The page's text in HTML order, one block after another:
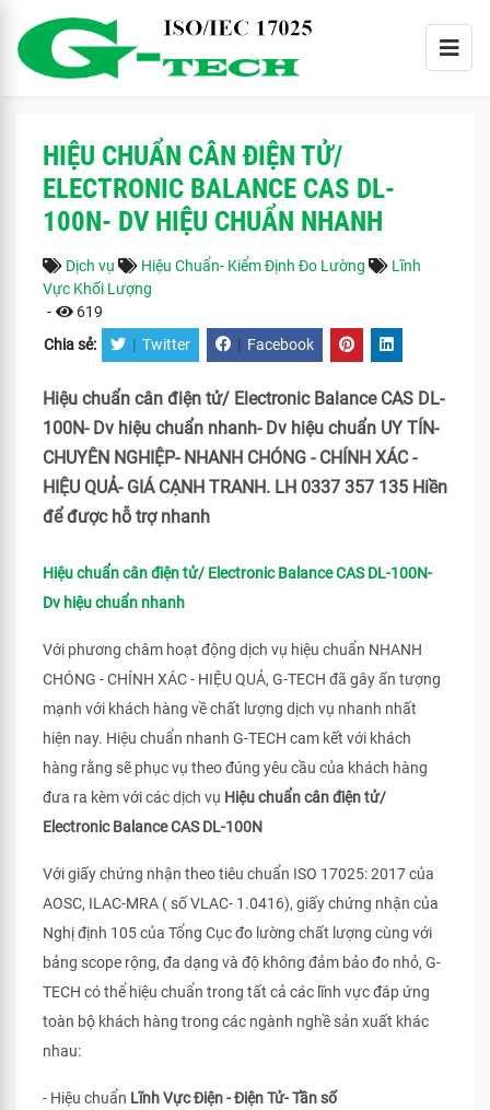
HIỆU CHUẨN CÂN ĐIỆN TỬ/
ELECTRONIC BALANCE CAS DL-
100N- DV HIỆU CHUẨN NHANH
Dịch vụ Hiệu Chuẩn- Kiểm Định Đo Lường
Lĩnh
Vực Khối Lượng
-
619
Chia sẻ: | Twitter | Facebook
Hiệu chuẩn cân điện tử/ Electronic Balance CAS DL-
100N- Dv hiệu chuẩn nhanh- Dv hiệu chuẩn UY TÍN-
CHUYÊN NGHIỆP- NHANH CHÓNG - CHÍNH XÁC -
HIỆU QUẢ- GIÁ CẠNH TRANH. LH 0337 357 135 Hiền
để được hỗ trợ nhanh
Hiệu chuẩn cân điện tử/ Electronic Balance CAS DL-100N-
Dv hiệu chuẩn nhanh
Với phương châm hoạt động dịch vụ hiệu chuẩn NHANH
CHÓNG - CHÍNH XÁC - HIỆU QUẢ, G-TECH đã gây ấn tượng
mạnh với khách hàng về chất lượng dịch vụ nhanh nhất
hiện nay. Hiệu chuẩn nhanh G-TECH cam kết với khách
hàng rằng sẽ phục vụ theo đúng yêu cầu của khách hàng
đưa ra kèm với các dịch vụ Hiệu chuẩn cân điện tử/
Electronic Balance CAS DL-100N
Với giấy chứng nhận theo tiêu chuẩn ISO 17025: 2017 của
AOSC, ILAC-MRA ( số VLAC- 1.0416), giấy chứng nhận của
Nghị định 105 của Tổng Cục đo lường chất lượng cùng với
bảng scope rộng, đa dạng và độ không đảm bảo đo nhỏ, G-
TECH có thể hiệu chuẩn trong tất cả các lĩnh vực đáp ứng
toàn bộ khách hàng trong các ngành nghề sản xuất khác
nhau:
- Hiệu chuẩn Lĩnh Vực Điện - Điện Tử- Tần số